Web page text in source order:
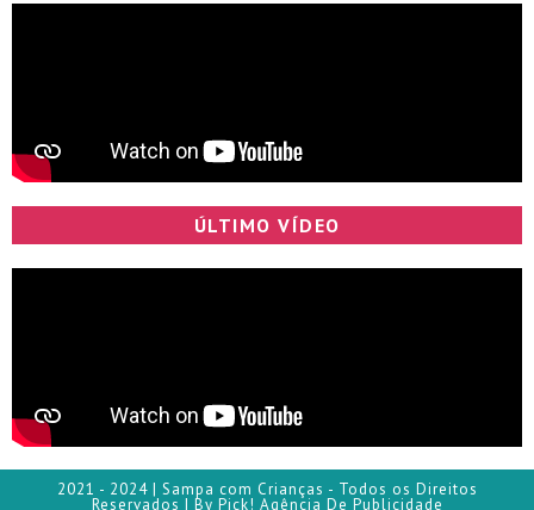
ÚLTIMO VÍDEO
2021 - 2024 | Sampa com Crianças - Todos os Direitos
Reservados | By Pick! Agência De Publicidade